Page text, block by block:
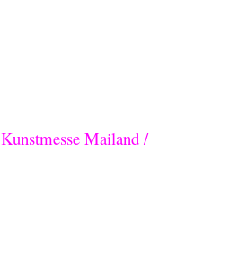
Kunstmesse Mailand /